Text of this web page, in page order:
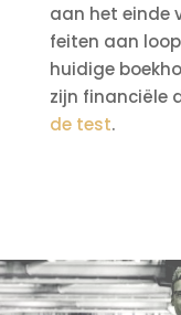
aan het einde
feiten aan
huidige
zijn financiële
de test.